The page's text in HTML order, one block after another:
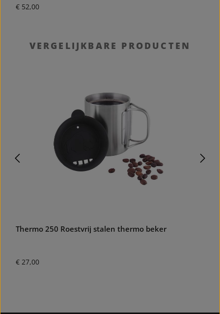
Normale prijs:
€ 52,00
Productgalerij overslaan
VERGELIJKBARE PRODUCTEN
Thermo 250 Roestvrij stalen thermo beker
Normale prijs:
€ 27,00